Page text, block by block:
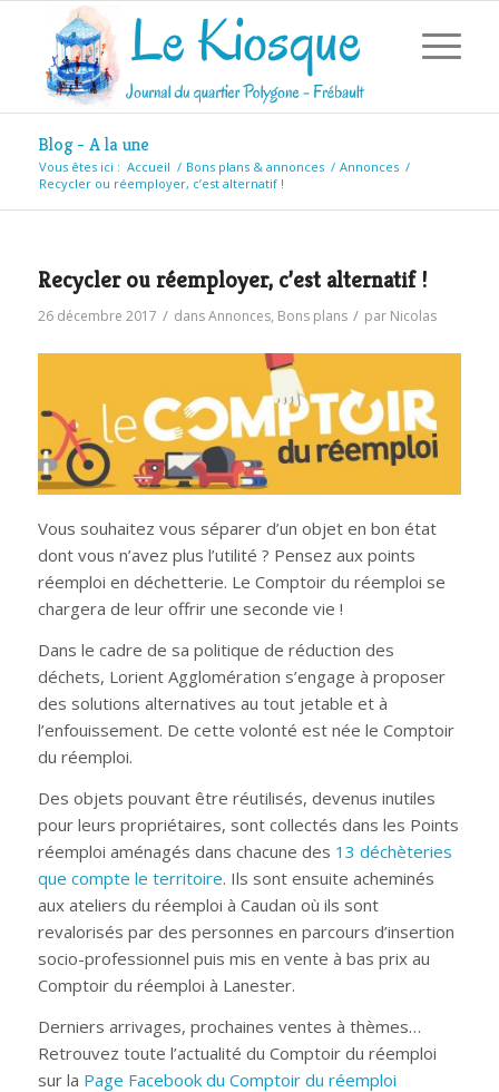
Blog - A la une
Vous êtes ici : Accueil / Bons plans & annonces / Annonces /
Recycler ou réemployer, c’est alternatif !
Recycler ou réemployer, c’est alternatif !
26 décembre 2017 / dansAnnonces, Bons plans / par Nicolas
Vous souhaitez vous séparer d’un objet en bon état
dont vous n’avez plus l’utilité ? Pensez aux points
réemploi en déchetterie. Le Comptoir du réemploi se
chargera de leur offrir une seconde vie !
Dans le cadre de sa politique de réduction des
déchets, Lorient Agglomération s’engage à proposer
des solutions alternatives au tout jetable et à
l’enfouissement. De cette volonté est née le Comptoir
du réemploi.
Des objets pouvant être réutilisés, devenus inutiles
pour leurs propriétaires, sont collectés dans les Points
réemploi aménagés dans chacune des 13 déchèteries
que compte le territoire. Ils sont ensuite acheminés
aux ateliers du réemploi à Caudan où ils sont
revalorisés par des personnes en parcours d’insertion
socio-professionnel puis mis en vente à bas prix au
Comptoir du réemploi à Lanester.
Derniers arrivages, prochaines ventes à thèmes…
Retrouvez toute l’actualité du Comptoir du réemploi
sur la Page Facebook du Comptoir du réemploi